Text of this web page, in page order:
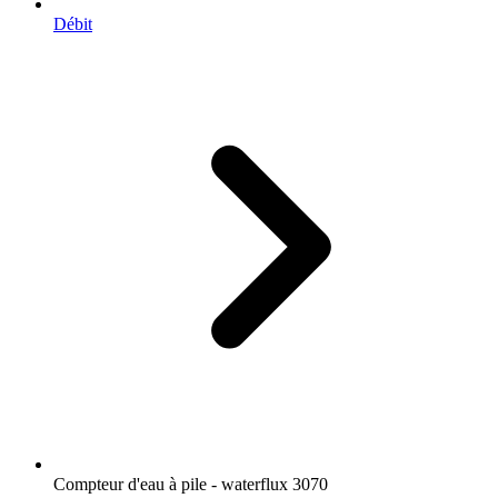
Débit
Compteur d'eau à pile - waterflux 3070